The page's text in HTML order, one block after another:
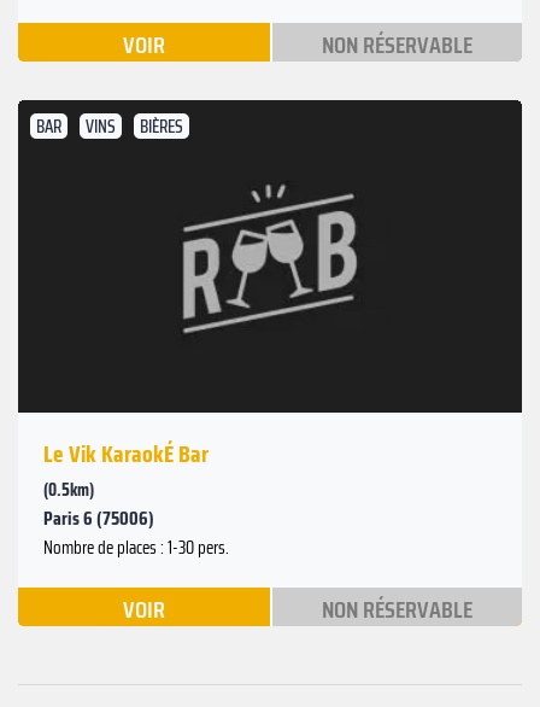
VOIR NON RÉSERVABLE
BAR VINS BIÈRES
Le Vik KaraokÉ Bar
(0.5km)
Paris 6 (75006)
Nombre de places : 1-30 pers.
VOIR NON RÉSERVABLE